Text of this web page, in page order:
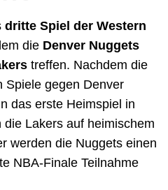
dritte Spiel der Western
die Denver Nuggets
treffen. Nachdem die
Spiele gegen Denver
das erste Heimspiel in
Lakers auf heimischem
werden die Nuggets einen
NBA-Finale Teilnahme